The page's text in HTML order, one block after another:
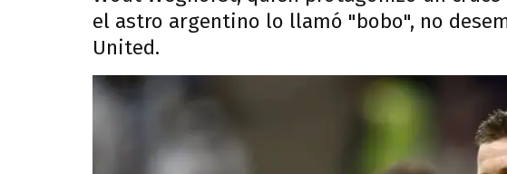
el astro argentino lo llamó "bobo", no
United.